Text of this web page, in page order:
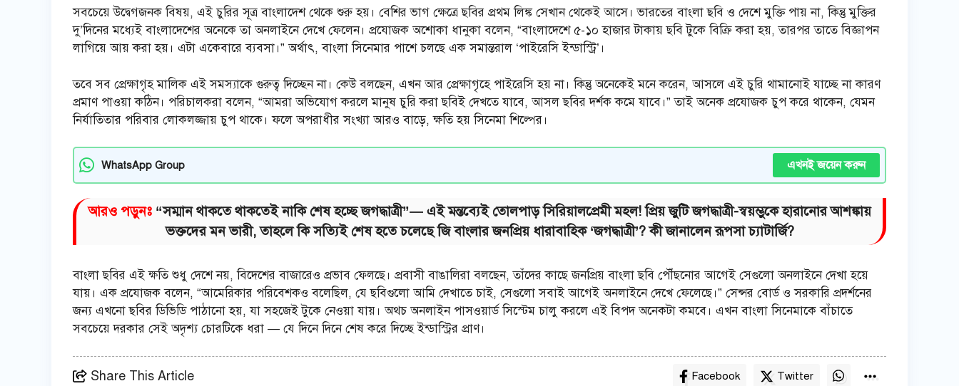
সবচেয়ে উদ্বেগজনক বিষয়, এই চুরির সূত্র বাংলাদেশ থেকে শুরু হয়। বেশির ভাগ ক্ষেত্রে ছবির প্রথম লিঙ্ক সেখান থেকেই আসে। ভারতের বাংলা ছবি ও দেশে মুক্তি পায় না, কিন্তু মুক্তির
দু’দিনের মধ্যেই বাংলাদেশের অনেকে তা অনলাইনে দেখে ফেলেন। প্রযোজক অশোকা ধানুকা বলেন, “বাংলাদেশে ৫-১০ হাজার টাকায় ছবি টুকে বিক্রি করা হয়, তারপর তাতে বিজ্ঞাপন
লাগিয়ে আয় করা হয়। এটা একেবারে ব্যবসা।” অর্থাৎ, বাংলা সিনেমার পাশে চলছে এক সমান্তরাল ‘পাইরেসি ইন্ডাস্ট্রি’।
তবে সব প্রেক্ষাগৃহ মালিক এই সমস্যাকে গুরুত্ব দিচ্ছেন না। কেউ বলছেন, এখন আর প্রেক্ষাগৃহে পাইরেসি হয় না। কিন্তু অনেকেই মনে করেন, আসলে এই চুরি থামানোই যাচ্ছে না কারণ
প্রমাণ পাওয়া কঠিন। পরিচালকরা বলেন, “আমরা অভিযোগ করলে মানুষ চুরি করা ছবিই দেখতে যাবে, আসল ছবির দর্শক কমে যাবে।” তাই অনেক প্রযোজক চুপ করে থাকেন, যেমন
নির্যাতিতার পরিবার লোকলজ্জায় চুপ থাকে। ফলে অপরাধীর সংখ্যা আরও বাড়ে, ক্ষতি হয় সিনেমা শিল্পের।
WhatsApp Group এখনই জয়েন করুন
আরও পড়ুনঃ “সম্মান থাকতে থাকতেই নাকি শেষ হচ্ছে জগদ্ধাত্রী”— এই মন্তব্যেই তোলপাড় সিরিয়ালপ্রেমী মহল! প্রিয় জুটি জগদ্ধাত্রী-স্বয়ম্ভুকে হারানোর আশঙ্কায়
ভক্তদের মন ভারী, তাহলে কি সত্যিই শেষ হতে চলেছে জি বাংলার জনপ্রিয় ধারাবাহিক ‘জগদ্ধাত্রী’? কী জানালেন রূপসা চ্যাটার্জি?
বাংলা ছবির এই ক্ষতি শুধু দেশে নয়, বিদেশের বাজারেও প্রভাব ফেলছে। প্রবাসী বাঙালিরা বলছেন, তাঁদের কাছে জনপ্রিয় বাংলা ছবি পৌঁছনোর আগেই সেগুলো অনলাইনে দেখা হয়ে
যায়। এক প্রযোজক বলেন, “আমেরিকার পরিবেশকও বলেছিল, যে ছবিগুলো আমি দেখাতে চাই, সেগুলো সবাই আগেই অনলাইনে দেখে ফেলেছে।” সেন্সর বোর্ড ও সরকারি প্রদর্শনের
জন্য এখনো ছবির ডিভিডি পাঠানো হয়, যা সহজেই টুকে নেওয়া যায়। অথচ অনলাইন পাসওয়ার্ড সিস্টেম চালু করলে এই বিপদ অনেকটা কমবে। এখন বাংলা সিনেমাকে বাঁচাতে
সবচেয়ে দরকার সেই অদৃশ্য চোরটিকে ধরা — যে দিনে দিনে শেষ করে দিচ্ছে ইন্ডাস্ট্রির প্রাণ।
Share This Article Facebook Twitter